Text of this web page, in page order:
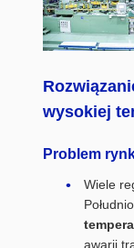
wysokiej
Problem
Wiele
awarii